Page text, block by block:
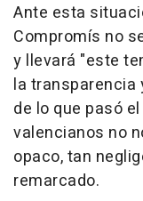
Ante esta
Compromís no
y llevará "este
la transparencia
de lo que pasó
valencianos no
opaco, tan
remarcado.